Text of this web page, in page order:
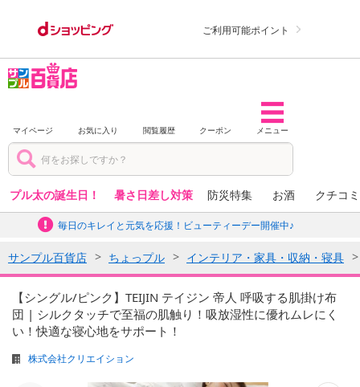
ご利用可能ポイント
マイページ お気に入り 閲覧履歴 クーポン メニュー
プル太の誕生日！ 暑さ日差し対策 防災特集 お酒 クチコ
毎日のキレイと元気を応援！ビューティーデー開催中♪
サンプル百貨店 ちょっプル インテリア・家具・収納・寝具
【シングル/ピンク】TEIJIN テイジン 帝人 呼吸する肌掛け布
団 | シルクタッチで至福の肌触り！吸放湿性に優れムレにく
い！快適な寝心地をサポート！
株式会社クリエイション